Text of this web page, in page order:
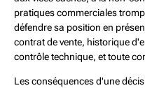
pratiques commerciales
défendre sa position en
contrat de vente, historique
contrôle technique, et toute
Les conséquences d'une